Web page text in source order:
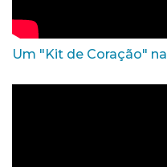
Um "Kit de Coração"